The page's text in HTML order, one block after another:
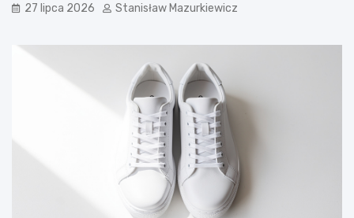
27 lipca 2026 Stanisław Mazurkiewicz